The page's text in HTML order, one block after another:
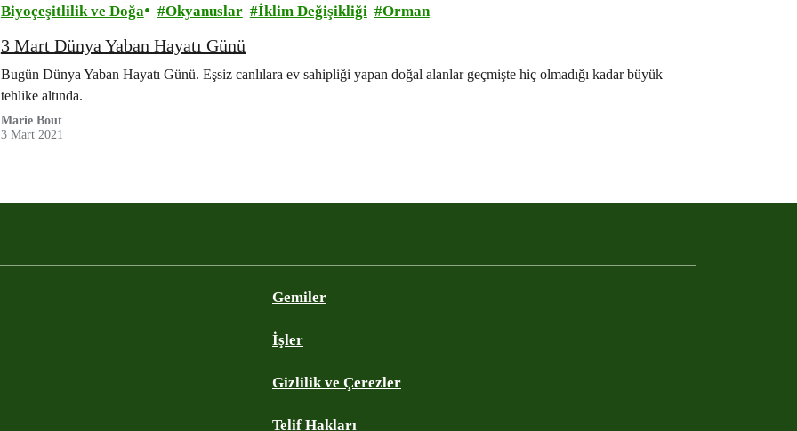
Biyoçeşitlilik ve Doğa Okyanuslar İklim Değişikliği Orman
3 Mart Dünya Yaban Hayatı Günü
Bugün Dünya Yaban Hayatı Günü. Eşsiz canlılara ev sahipliği yapan doğal alanlar geçmişte hiç olmadığı kadar büyük
tehlike altında.
Marie Bout
3 Mart 2021
Gemiler
İşler
Gizlilik ve Çerezler
Telif Hakları